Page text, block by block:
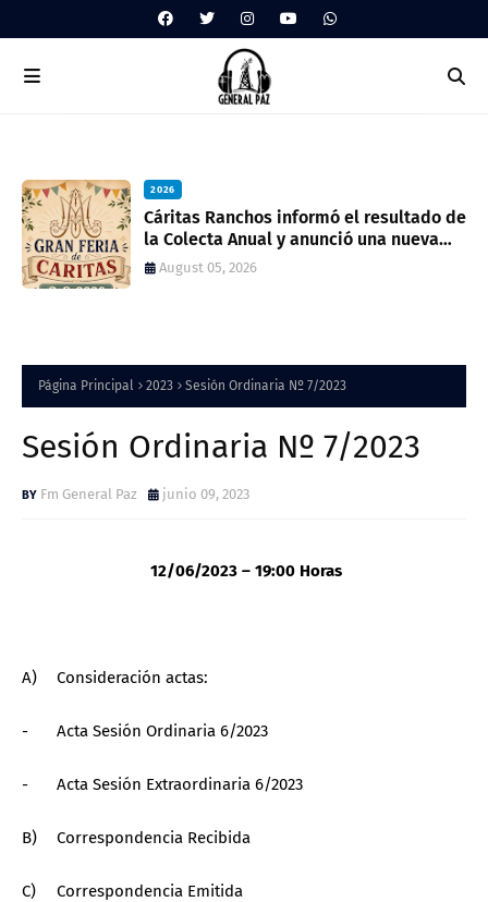
2026
Cáritas Ranchos informó el resultado de
la Colecta Anual y anunció una nueva
feria solidaria
August 05, 2026
Página Principal 2023 Sesión Ordinaria Nº 7/2023
Sesión Ordinaria Nº 7/2023
Fm General Paz junio 09, 2023
12/06/2023 – 19:00 Horas
A) Consideración actas:
- Acta Sesión Ordinaria 6/2023
- Acta Sesión Extraordinaria 6/2023
B) Correspondencia Recibida
C) Correspondencia Emitida